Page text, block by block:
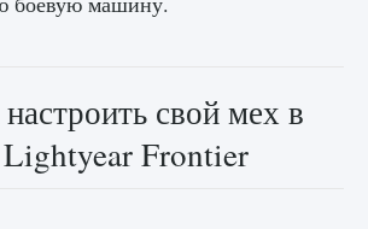
команды и стадионы в EA
свой мех в
Lightyear Frontier